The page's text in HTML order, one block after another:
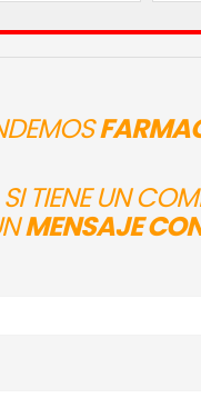
SI TIENE UN
MENSAJE